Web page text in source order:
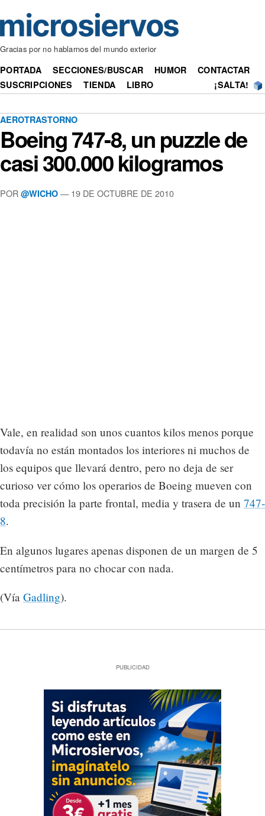
Gracias por no hablarnos del mundo exterior
PORTADA SECCIONES/BUSCAR HUMOR
CONTACTAR
SUSCRIPCIONES
TIENDA LIBRO ¡SALTA!
AEROTRASTORNO
Boeing 747-8, un puzzle de
casi 300.000 kilogramos
POR @WICHO — 19 DE OCTUBRE DE 2010
Vale, en realidad son unos cuantos kilos menos porque
todavía no están montados los interiores ni muchos de
los equipos que llevará dentro, pero no deja de ser
curioso ver cómo los operarios de Boeing mueven con
toda precisión la parte frontal, media y trasera de un 747-
8.
En algunos lugares apenas disponen de un margen de 5
centímetros para no chocar con nada.
(Vía Gadling).
PUBLICIDAD